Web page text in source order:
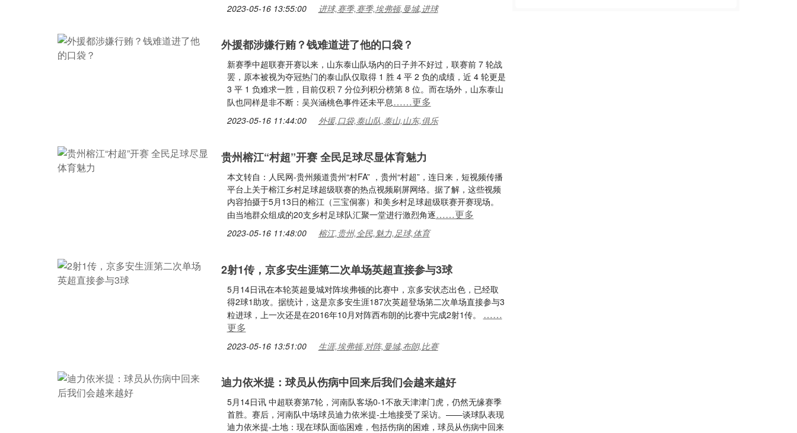
2023-05-16 13:55:00 进球,赛季,赛季,埃弗顿,曼城,进球
外援都涉嫌行贿？钱难道进了他的口袋？
新赛季中超联赛开赛以来，山东泰山队场内的日子并不好过，联赛前 7 轮战
罢，原本被视为夺冠热门的泰山队仅取得 1 胜 4 平 2 负的成绩，近 4 轮更是
3 平 1 负难求一胜，目前仅积 7 分位列积分榜第 8 位。而在场外，山东泰山
队也同样是非不断：吴兴涵桃色事件还未平息……更多
2023-05-16 11:44:00 外援,口袋,泰山队,泰山,山东,俱乐
贵州榕江“村超”开赛 全民足球尽显体育魅力
本文转自：人民网-贵州频道贵州“村FA” ，贵州“村超”，连日来，短视频传播
平台上关于榕江乡村足球超级联赛的热点视频刷屏网络。据了解，这些视频
内容拍摄于5月13日的榕江（三宝侗寨）和美乡村足球超级联赛开赛现场。
由当地群众组成的20支乡村足球队汇聚一堂进行激烈角逐……更多
2023-05-16 11:48:00 榕江,贵州,全民,魅力,足球,体育
2射1传，京多安生涯第二次单场英超直接参与3球
5月14日讯在本轮英超曼城对阵埃弗顿的比赛中，京多安状态出色，已经取
得2球1助攻。据统计，这是京多安生涯187次英超登场第二次单场直接参与3
粒进球，上一次还是在2016年10月对阵西布朗的比赛中完成2射1传。 ……
更多
2023-05-16 13:51:00 生涯,埃弗顿,对阵,曼城,布朗,比赛
迪力依米提：球员从伤病中回来后我们会越来越好
5月14日讯 中超联赛第7轮，河南队客场0-1不敌天津津门虎，仍然无缘赛季
首胜。赛后，河南队中场球员迪力依米提-土地接受了采访。——谈球队表现
迪力依米提-土地：现在球队面临困难，包括伤病的困难，球员从伤病中回来